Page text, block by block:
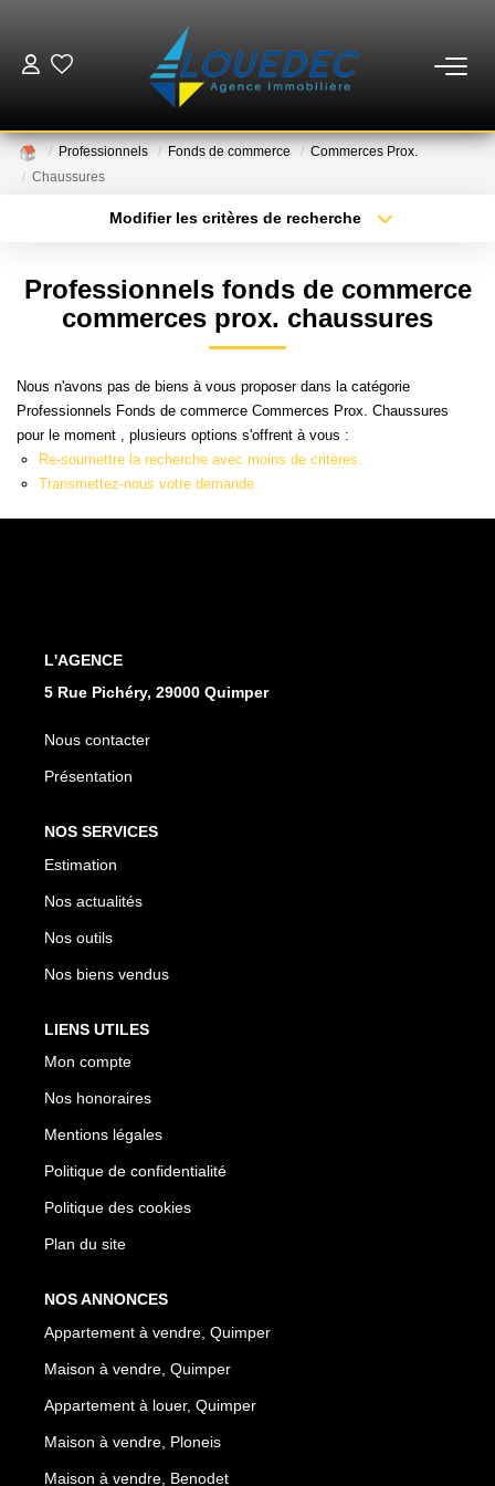
GESTION
MISE EN VENTE
NOTRE AGENCE
Professionnels Fonds de commerce
Commerces Prox.
Chaussures
Modifier les critères de recherche
Type de bien
Surface min
Créer une alerte
Professionnels fonds de commerce
commerces prox. chaussures
Nous n'avons pas de biens à vous proposer dans la catégorie
Professionnels Fonds de commerce Commerces Prox. Chaussures
pour le moment , plusieurs options s'offrent à vous :
Re-soumettre la recherche avec moins de critères.
Transmettez-nous votre demande
L'AGENCE
5 Rue Pichéry, 29000 Quimper
Nous contacter
Présentation
NOS SERVICES
Estimation
Nos actualités
Nos outils
Nos biens vendus
LIENS UTILES
Mon compte
Nos honoraires
Mentions légales
Politique de confidentialité
Politique des cookies
Plan du site
NOS ANNONCES
Appartement à vendre, Quimper
Maison à vendre, Quimper
Appartement à louer, Quimper
Maison à vendre, Ploneis
Maison à vendre, Benodet